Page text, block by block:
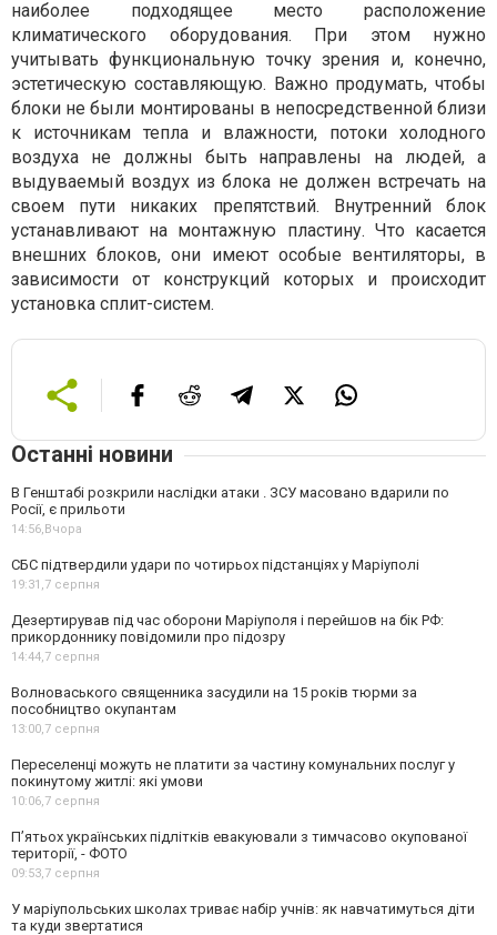
наиболее подходящее место расположение
климатического оборудования. При этом нужно
учитывать функциональную точку зрения и, конечно,
эстетическую составляющую. Важно продумать, чтобы
блоки не были монтированы в непосредственной близи
к источникам тепла и влажности, потоки холодного
воздуха не должны быть направлены на людей, а
выдуваемый воздух из блока не должен встречать на
своем пути никаких препятствий. Внутренний блок
устанавливают на монтажную пластину. Что касается
внешних блоков, они имеют особые вентиляторы, в
зависимости от конструкций которых и происходит
установка сплит-систем.
Останні новини
В Генштабі розкрили наслідки атаки . ЗСУ масовано вдарили по
Росії, є прильоти
14:56,Вчора
СБС підтвердили удари по чотирьох підстанціях у Маріуполі
19:31,7 серпня
Дезертирував під час оборони Маріуполя і перейшов на бік РФ:
прикордоннику повідомили про підозру
14:44,7 серпня
Волноваського священника засудили на 15 років тюрми за
пособництво окупантам
13:00,7 серпня
Переселенці можуть не платити за частину комунальних послуг у
покинутому житлі: які умови
10:06,7 серпня
П’ятьох українських підлітків евакуювали з тимчасово окупованої
території, - ФОТО
09:53,7 серпня
У маріупольських школах триває набір учнів: як навчатимуться діти
та куди звертатися